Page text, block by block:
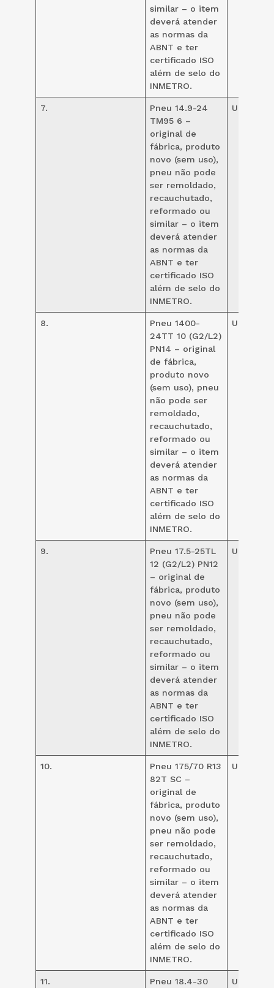
similar – o item
deverá atender
as normas da
ABNT e ter
certificado ISO
além de selo do
INMETRO.
7.
Pneu 14.9-24
TM95 6 –
original de
fábrica, produto
novo (sem uso),
pneu não pode
ser remoldado,
recauchutado,
reformado ou
similar – o item
deverá atender
as normas da
ABNT e ter
certificado ISO
além de selo do
INMETRO.
UND
8.
Pneu 1400-
24TT 10 (G2/L2)
PN14 – original
de fábrica,
produto novo
(sem uso), pneu
não pode ser
remoldado,
recauchutado,
reformado ou
similar – o item
deverá atender
as normas da
ABNT e ter
certificado ISO
além de selo do
INMETRO.
UND
9.
Pneu 17.5-25TL
12 (G2/L2) PN12
– original de
fábrica, produto
novo (sem uso),
pneu não pode
ser remoldado,
recauchutado,
reformado ou
similar – o item
deverá atender
as normas da
ABNT e ter
certificado ISO
além de selo do
INMETRO.
UND
10.
Pneu 175/70 R13
82T SC –
original de
fábrica, produto
novo (sem uso),
pneu não pode
ser remoldado,
recauchutado,
reformado ou
similar – o item
deverá atender
as normas da
ABNT e ter
certificado ISO
além de selo do
INMETRO.
UND
11.
Pneu 18.4-30
UND